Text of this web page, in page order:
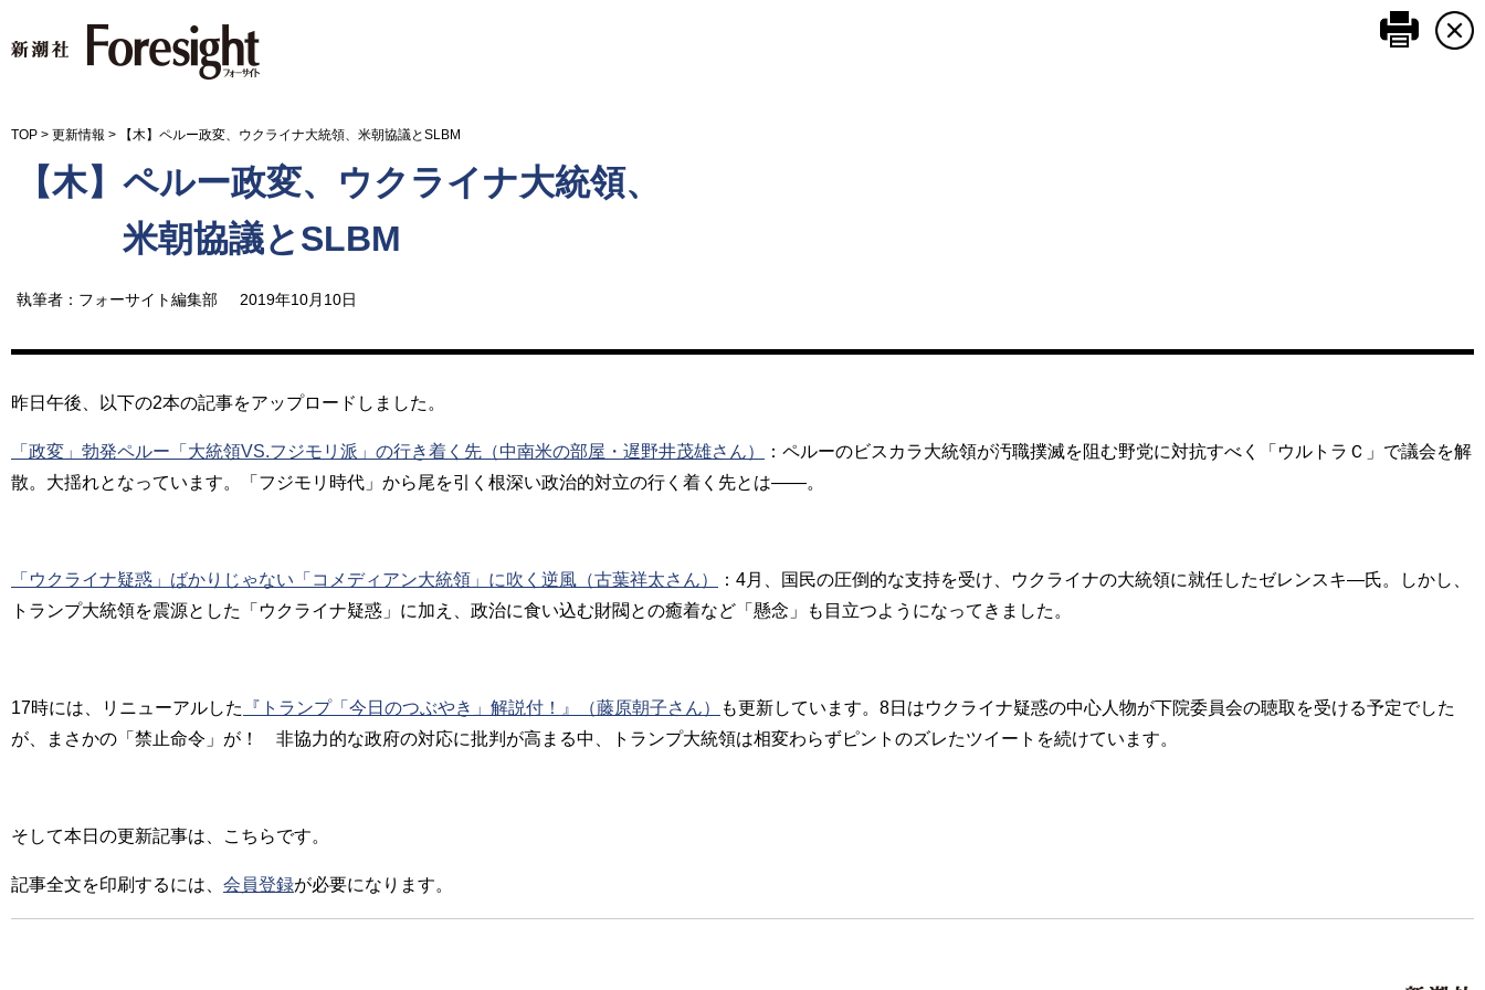
このペ
TOP > 更新情報 > 【木】ペルー政変、ウクライナ大統領、米朝協議とSLBM
【木】ペルー政変、ウクライナ大統領、
米朝協議とSLBM
執筆者：フォーサイト編集部 2019年10月10日
昨日午後、以下の2本の記事をアップロードしました。
「政変」勃発ペルー「大統領VS.フジモリ派」の行き着く先（中南米の部屋・遅野井茂雄さん）
：ペルーのビスカラ大統領が汚職撲滅を阻む野党に対抗すべく「ウルトラＣ」で議会を解
散。大揺れとなっています。「フジモリ時代」から尾を引く根深い政治的対立の行く着く先とは――。
「ウクライナ疑惑」ばかりじゃない「コメディアン大統領」に吹く逆風（古葉祥太さん）
：4月、国民の圧倒的な支持を受け、ウクライナの大統領に就任したゼレンスキ―氏。しかし、
トランプ大統領を震源とした「ウクライナ疑惑」に加え、政治に食い込む財閥との癒着など「懸念」も目立つようになってきました。
17時には、リニューアルした 『トランプ「今日のつぶやき」解説付！』（藤原朝子さん）
も更新しています。8日はウクライナ疑惑の中心人物が下院委員会の聴取を受ける予定でした
が、まさかの「禁止命令」が！ 非協力的な政府の対応に批判が高まる中、トランプ大統領は相変わらずピントのズレたツイートを続けています。
そして本日の更新記事は、こちらです。
記事全文を印刷するには、 会員登録が必要になります。